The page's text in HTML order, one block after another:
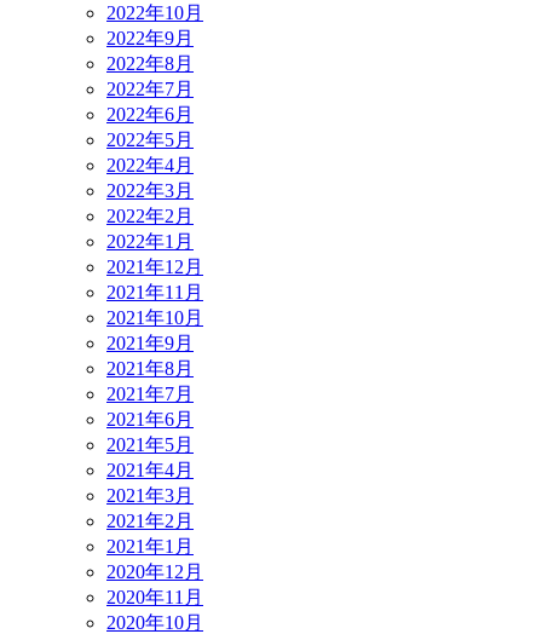
2022年10月
2022年9月
2022年8月
2022年7月
2022年6月
2022年5月
2022年4月
2022年3月
2022年2月
2022年1月
2021年12月
2021年11月
2021年10月
2021年9月
2021年8月
2021年7月
2021年6月
2021年5月
2021年4月
2021年3月
2021年2月
2021年1月
2020年12月
2020年11月
2020年10月